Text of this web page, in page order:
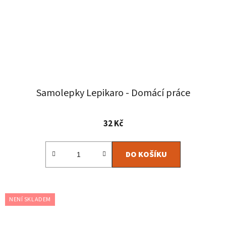
Samolepky Lepikaro - Domácí práce
32 Kč
DO KOŠÍKU
NENÍ SKLADEM